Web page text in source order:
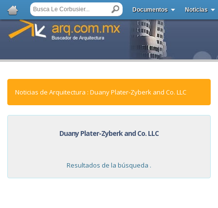
Documentos Noticias
Noticias de Arquitectura : Duany Plater-Zyberk and Co. LLC
Duany Plater-Zyberk and Co. LLC
Resultados de la búsqueda .